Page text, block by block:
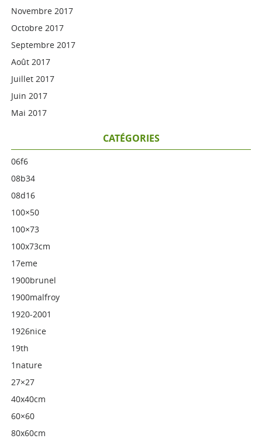
Novembre 2017
Octobre 2017
Septembre 2017
Août 2017
Juillet 2017
Juin 2017
Mai 2017
CATÉGORIES
06f6
08b34
08d16
100×50
100×73
100x73cm
17eme
1900brunel
1900malfroy
1920-2001
1926nice
19th
1nature
27×27
40x40cm
60×60
80x60cm